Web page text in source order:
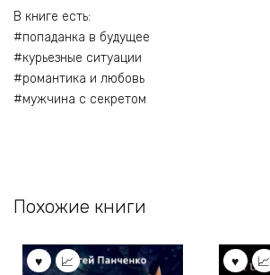
В книге есть:
#попаданка в будущее
#курьезные ситуации
#романтика и любовь
#мужчина с секретом
Похожие книги